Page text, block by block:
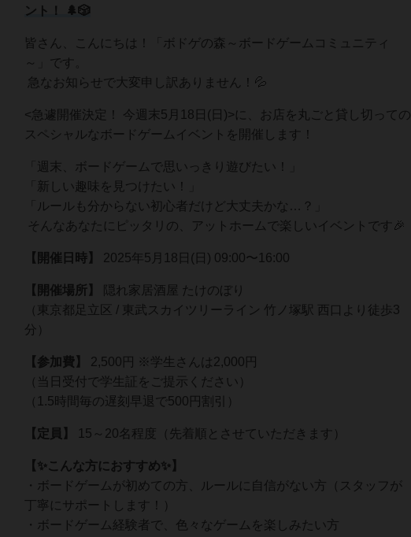
ント！ 🌲🎲
皆さん、こんにちは！「ボドゲの森～ボードゲームコミュニティ
～」です。
急なお知らせで大変申し訳ありません！💦
<急遽開催決定！ 今週末5月18日(日)>に、お店を丸ごと貸し切っての
スペシャルなボードゲームイベントを開催します！
「週末、ボードゲームで思いっきり遊びたい！」
「新しい趣味を見つけたい！」
「ルールも分からない初心者だけど大丈夫かな…？」
そんなあなたにピッタリの、アットホームで楽しいイベントです🎉
【開催日時】 2025年5月18日(日) 09:00〜16:00
【開催場所】
隠れ家居酒屋 たけのぼり
（東京都足立区 / 東武スカイツリーライン 竹ノ塚駅 西口より徒歩3
分）
【参加費】 2,500円 ※学生さんは2,000円
（当日受付で学生証をご提示ください）
（1.5時間毎の遅刻早退で500円割引）
【定員】 15～20名程度（先着順とさせていただきます）
【✨こんな方におすすめ✨】
・ボードゲームが初めての方、ルールに自信がない方（スタッフが
丁寧にサポートします！）
・ボードゲーム経験者で、色々なゲームを楽しみたい方